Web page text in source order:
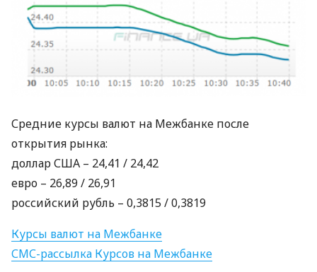
Средние курсы валют на Межбанке после
открытия рынка:
долларСША – 24,41 / 24,42
евро – 26,89 / 26,91
российский рубль – 0,3815 / 0,3819
Курсы валют на Межбанке
СМС-рассылка Курсов на Межбанке